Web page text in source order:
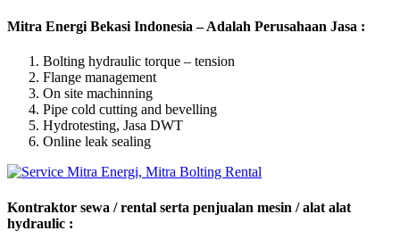
Mitra Energi Bekasi Indonesia – Adalah Perusahaan Jasa :
Bolting hydraulic torque – tension
Flange management
On site machinning
Pipe cold cutting and bevelling
Hydrotesting, Jasa DWT
Online leak sealing
Kontraktor sewa / rental serta penjualan mesin / alat alat
hydraulic :